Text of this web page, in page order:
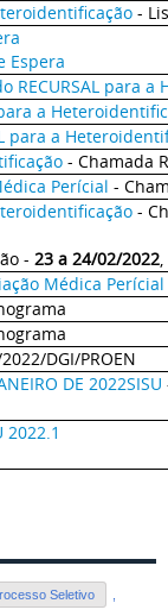
-
Espera
RECURSAL para
a
para a
- Chamada
Perícial -
-
- 23 a 24/02/2022
Médica Perícial
DGI/PROEN
DE 2022SISU
2022.1
Seletivo